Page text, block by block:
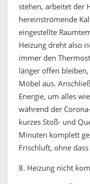
stehen, arbeitet der
hereinströmende
eingestellte
Heizung dreht also
immer den
länger offen
Möbel aus.
Energie, um alles
während der
kurzes Stoß- und
Minuten komplett
Frischluft, ohne
8. Heizung nicht